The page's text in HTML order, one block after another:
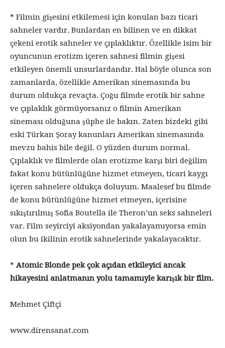
* Filmin gişesini etkilemesi için konulan bazı ticari
sahneler vardır. Bunlardan en bilinen ve en dikkat
çekeni erotik sahneler ve çıplaklıktır. Özellikle isim bir
oyuncunun erotizm içeren sahnesi filmin gişesi
etkileyen önemli unsurlardandır. Hal böyle olunca son
zamanlarda, özellikle Amerikan sinemasında bu
durum oldukça revaçta. Çoğu filmde erotik bir sahne
ve çıplaklık görmüyorsanız o filmin Amerikan
sineması olduğuna şüphe ile bakın. Zaten bizdeki gibi
eski Türkan Şoray kanunları Amerikan sinemasında
mevzu bahis bile değil. O yüzden durum normal.
Çıplaklık ve filmlerde olan erotizme karşı biri değilim
fakat konu bütünlüğüne hizmet etmeyen, ticari kaygı
içeren sahnelere oldukça doluyum. Maalesef bu filmde
de konu bütünlüğüne hizmet etmeyen, içerisine
sıkıştırılmış Sofia Boutella ile Theron’un seks sahneleri
var. Film seyirciyi aksiyondan yakalayamıyorsa emin
olun bu ikilinin erotik sahnelerinde yakalayacaktır.
* Atomic Blonde pek çok açıdan etkileyici ancak
hikayesini anlatmanın yolu tamamıyle karışık bir film.
Mehmet Çiftçi
www.dirensanat.com